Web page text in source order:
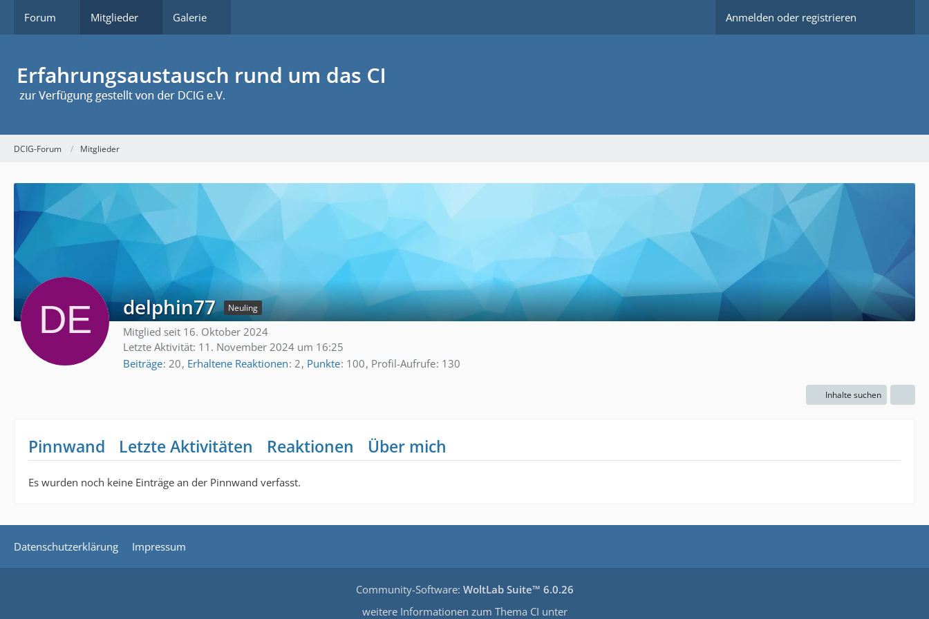
Forum Mitglieder Galerie Anmelden oder registrieren
DCIG-Forum Mitglieder
delphin77 Neuling
Mitglied seit 16. Oktober 2024
Letzte Aktivität: 11. November 2024 um 16:25
Beiträge 20 Erhaltene Reaktionen 2 Punkte 100 Profil-Aufrufe 130
Inhalte suchen
Pinnwand Letzte Aktivitäten Reaktionen Über mich
Es wurden noch keine Einträge an der Pinnwand verfasst.
Datenschutzerklärung Impressum
Community-Software: WoltLab Suite™ 6.0.26
weitere Informationen zum Thema CI unter